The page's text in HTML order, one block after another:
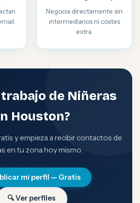
Negocia directamente sin
intermediarios ni costes
extra.
de Niñeras
Houston?
y empieza a recibir contactos de
en tu zona hoy mismo.
mi perfil — Gratis
🔍 Ver perfiles